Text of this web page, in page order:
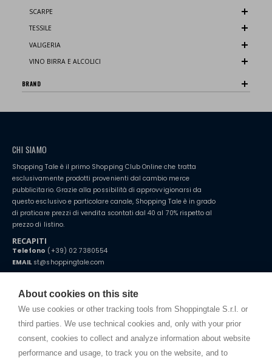
About cookies on this site
We use cookies or other tracking tools from Shoppingtale S.r.l. or
third parties. We use technical cookies and, only with your prior
consent, cookies to collect and analyze information about website
performance and usage, to track you on the website, and to
SCARPE
TESSILE
VALIGERIA
VINO BIRRA E ALCOLICI
BRAND
CHI SIAMO
Shopping Tale è il primo Shopping Club Online che tratta
esclusivamente prodotti provenienti dal cambio merce
pubblicitario. Grazie alla possibilità di approvvigionarsi da
questo esclusivo e particolare canale, Shopping Tale è in grado
di praticare prezzi di vendita scontati dal 40 al 70% rispetto al
prezzo di listino.
RECAPITI
Telefono (+39) 02 7380554
EMAILst@shoppingtale.com
Starting this year, we decided to provide our customers withfake
home. You will always receive great care and attention, even from a
distance.
TERMINI E CONDIZIONI
Termini e condizioni